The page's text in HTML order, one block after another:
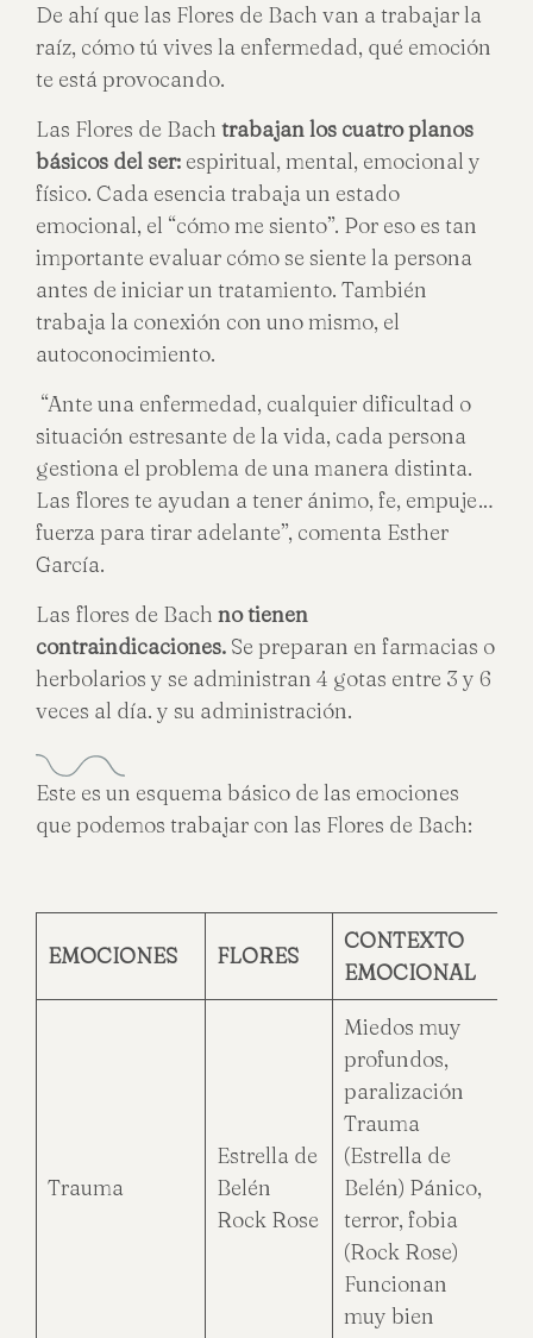
De ahí que las Flores de Bach van a trabajar la
raíz, cómo tú vives la enfermedad, qué emoción
te está provocando.
Las Flores de Bach trabajan los cuatro planos
básicos del ser: espiritual, mental, emocional y
físico. Cada esencia trabaja un estado
emocional, el “cómo me siento”. Por eso es tan
importante evaluar cómo se siente la persona
antes de iniciar un tratamiento. También
trabaja la conexión con uno mismo, el
autoconocimiento.
“Ante una enfermedad, cualquier dificultad o
situación estresante de la vida, cada persona
gestiona el problema de una manera distinta.
Las flores te ayudan a tener ánimo, fe, empuje…
fuerza para tirar adelante”, comenta Esther
García.
Las flores de Bach no tienen
contraindicaciones. Se preparan en farmacias o
herbolarios y se administran 4 gotas entre 3 y 6
veces al día. y su administración.
Este es un esquema básico de las emociones
que podemos trabajar con las Flores de Bach:
EMOCIONES FLORES
CONTEXTO
EMOCIONAL
Trauma
Estrella de
Belén
Rock Rose
Miedos muy
profundos,
paralización
Trauma
(Estrella de
Belén) Pánico,
terror, fobia
(Rock Rose)
Funcionan
muy bien